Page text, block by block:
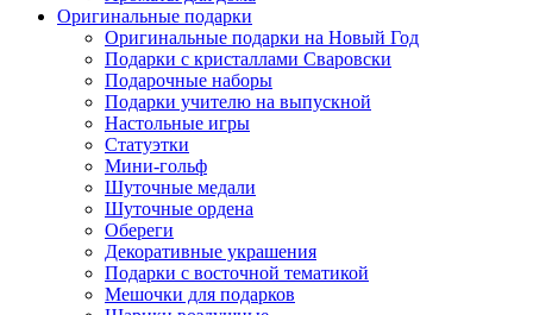
Оригинальные подарки
Оригинальные подарки на Новый Год
Подарки с кристаллами Сваровски
Подарочные наборы
Подарки учителю на выпускной
Настольные игры
Статуэтки
Мини-гольф
Шуточные медали
Шуточные ордена
Обереги
Декоративные украшения
Подарки с восточной тематикой
Мешочки для подарков